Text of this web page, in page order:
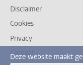
Disclaimer
Cookies
Privacy
Contact
Deze website maakt